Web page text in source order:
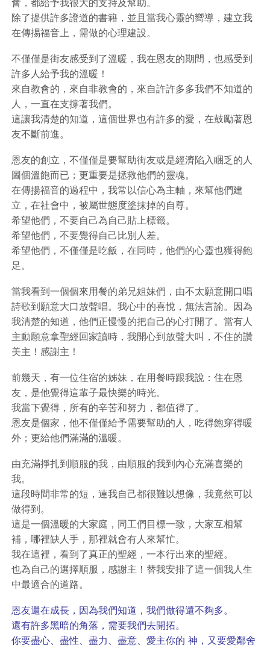
除了提供許多證道的書籍，並且當我心靈的嚮導，建立我
在傳掦福音上，需做的心理建設。
不僅僅是街友感受到了溫暖，我在恩友的期間，也感受到
許多人給予我的溫暖！
來自教會的，來自非教會的，來自許許多多我們不知道的
人，一直在支撐著我們。
這讓我清楚的知道，這個世界也有許多的愛，在鼓勵著恩
友不斷前進。
恩友的創立，不僅僅是要幫助街友或是經濟陷入睏乏的人
圖個溫飽而已；更重要是拯救他們的靈魂。
在傳揚福音的過程中，我常以信心為主軸，來幫他們建
立，在社會中，被屬世態度塗抹掉的自尊。
希望他們，不要自己為自己貼上標籤。
希望他們，不要覺得自己比別人差。
希望他們，不僅僅是吃飯，在同時，他們的心靈也獲得飽
足。
當我看到一個個來用餐的弟兄姐妹們，由不太願意開口唱
詩歌到願意大口放聲唱。我心中的喜悅，無法言諭。因為
我清楚的知道，他們正慢慢的把自己的心打開了。當有人
主動願意拿聖經回家讀時，我開心到放聲大叫，不住的讚
美主！感謝主！
前幾天，有一位住宿的姊妹，在用餐時跟我說：住在恩
友，是他覺得這輩子最快樂的時光。
我當下覺得，所有的辛苦和努力，都值得了。
恩友是個家，他不僅僅給予需要幫助的人，吃得飽穿得暖
外；更給他們滿滿的溫暖。
由充滿掙扎到順服的我，由順服的我到內心充滿喜樂的
我。
這段時間非常的短，連我自己都很難以想像，我竟然可以
做得到。
這是一個溫暖的大家庭，同工們目標一致，大家互相幫
補，哪裡缺人手，那裡就會有人來幫忙。
我在這裡，看到了真正的聖經，一本行出來的聖經。
也為自己的選擇順服，感謝主！替我安排了這一個我人生
中最適合的道路。
恩友還在成長，因為我們知道，我們做得還不夠多。
還有許多黑暗的角落，需要我們去開拓。
你要盡心、盡性、盡力、盡意、愛主你的 神，又要愛鄰舍